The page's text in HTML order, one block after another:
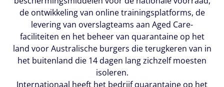
de ontwikkeling van online trainingsplatforms, de
levering van overslagteams aan Aged Care-
faciliteiten en het beheer van quarantaine op het
land voor Australische burgers die terugkeren van in
het buitenland die 14 dagen lang zichzelf moesten
isoleren.
Internationaal heeft het bedrijf quarantaine op het